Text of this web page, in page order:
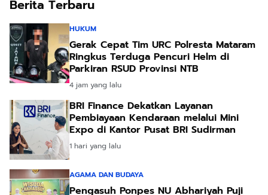
Berita Terbaru
HUKUM
Gerak Cepat Tim URC Polresta Mataram
Ringkus Terduga Pencuri Helm di
Parkiran RSUD Provinsi NTB
4 jam yang lalu
BRI Finance Dekatkan Layanan
Pembiayaan Kendaraan melalui Mini
Expo di Kantor Pusat BRI Sudirman
1 hari yang lalu
AGAMA DAN BUDAYA
Pengasuh Ponpes NU Abhariyah Puji